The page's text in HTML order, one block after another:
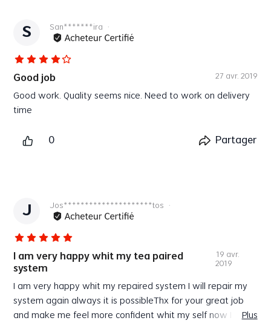
S San*******ira ·
Good job 27 avr. 2019
Need to work on delivery
time
0 Partager
J Jos*********************tos ·
I am very happy whit my tea paired
system
19 avr.
2019
I am very happy whit my repaired system
I will repair my
system again always it is possibleThx for your great job
and make me feel more confident whit my self now I canPlus